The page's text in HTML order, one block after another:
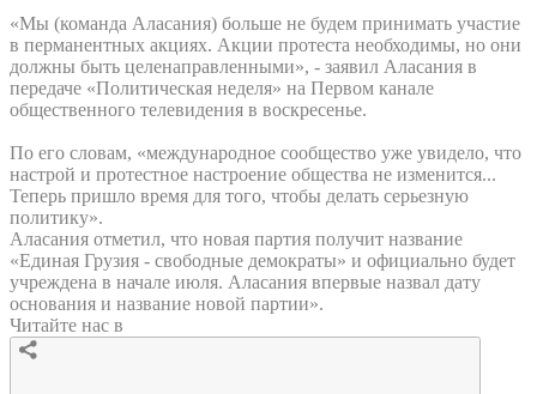
«Мы (команда Аласания) больше не будем принимать участие
в перманентных акциях. Акции протеста необходимы, но они
должны быть целенаправленными», - заявил Аласания в
передаче «Политическая неделя» на Первом канале
общественного телевидения в воскресенье.
По его словам, «международное сообщество уже увидело, что
настрой и протестное настроение общества не изменится...
Теперь пришло время для того, чтобы делать серьезную
политику».
Аласания отметил, что новая партия получит название
«Единая Грузия - свободные демократы» и официально будет
учреждена в начале июля. Аласания впервые назвал дату
основания и название новой партии».
Читайте нас в